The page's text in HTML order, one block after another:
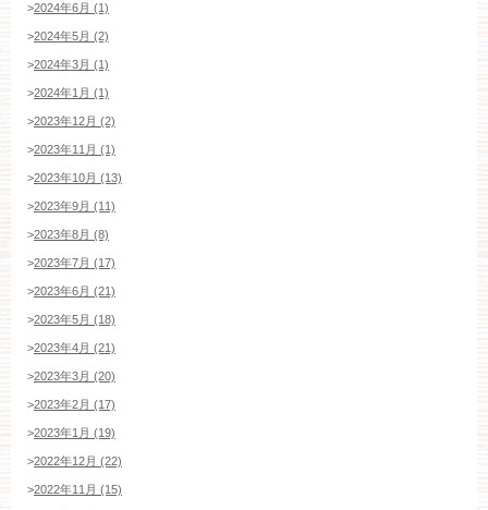
>2024年6月 (1)
>2024年5月 (2)
>2024年3月 (1)
>2024年1月 (1)
>2023年12月 (2)
>2023年11月 (1)
>2023年10月 (13)
>2023年9月 (11)
>2023年8月 (8)
>2023年7月 (17)
>2023年6月 (21)
>2023年5月 (18)
>2023年4月 (21)
>2023年3月 (20)
>2023年2月 (17)
>2023年1月 (19)
>2022年12月 (22)
>2022年11月 (15)
平日